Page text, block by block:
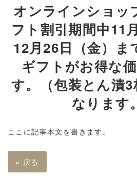
オンラインショッ
フト割引期間中11
12月26日（金）ま
ギフトがお得な
す。（包装とん漬
なります
ここに記事本文を書きます。
« 戻る